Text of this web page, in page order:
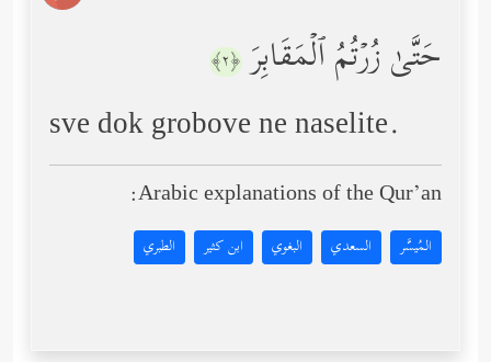
حَتَّىٰ زُرۡتُمُ ٱلۡمَقَابِرَ ﴿٢﴾
sve dok grobove ne naselite.
Arabic explanations of the Qur’an:
المُيسَّر السعدي البغوي ابن كثير الطبري